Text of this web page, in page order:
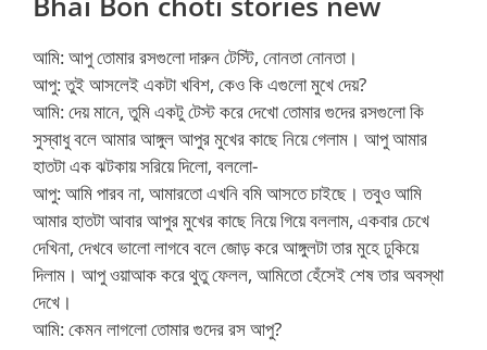
আমি: আপু তোমার রসগুলো দারুন টেস্টি, নোনতা নোনতা।
আপু: তুই আসলেই একটা খবিশ, কেও কি এগুলো মুখে দেয়?
আমি: দেয় মানে, তুমি একটু টেস্ট করে দেখো তোমার গুদের রসগুলো কি
সুস্বাধু বলে আমার আঙ্গুল আপুর মুখের কাছে নিয়ে গেলাম। আপু আমার
হাতটা এক ঝটকায় সরিয়ে দিলো, বললো-
আপু: আমি পারব না, আমারতো এখনি বমি আসতে চাইছে। তবুও আমি
আমার হাতটা আবার আপুর মুখের কাছে নিয়ে গিয়ে বললাম, একবার চেখে
দেখিনা, দেখবে ভালো লাগবে বলে জোড় করে আঙ্গুলটা তার মুহে ঢুকিয়ে
দিলাম। আপু ওয়াআক করে থুতু ফেলল, আমিতো হেঁসেই শেষ তার অবস্থা
দেখে।
আমি: কেমন লাগলো তোমার গুদের রস আপু?